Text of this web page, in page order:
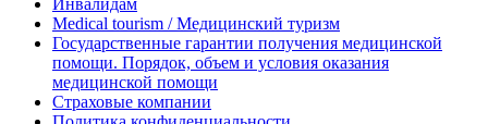
Medical tourism / Медицинский туризм
Государственные гарантии получения медицинской
помощи. Порядок, объем и условия оказания
медицинской помощи
Страховые компании